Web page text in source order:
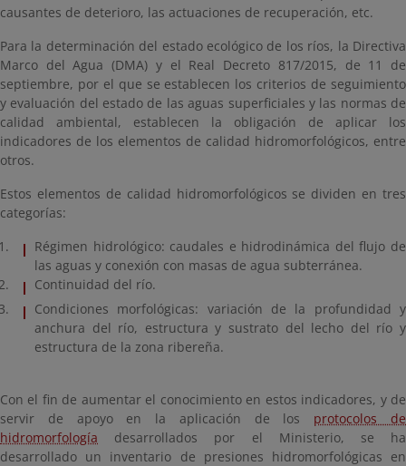
causantes de deterioro, las actuaciones de recuperación, etc.
Para la determinación del estado ecológico de los ríos, la Directiva
Marco del Agua (DMA) y el Real Decreto 817/2015, de 11 de
septiembre, por el que se establecen los criterios de seguimiento
y evaluación del estado de las aguas superficiales y las normas de
calidad ambiental, establecen la obligación de aplicar los
indicadores de los elementos de calidad hidromorfológicos, entre
otros.
Estos elementos de calidad hidromorfológicos se dividen en tres
categorías:
Régimen hidrológico: caudales e hidrodinámica del flujo de
las aguas y conexión con masas de agua subterránea.
Continuidad del río.
Condiciones morfológicas: variación de la profundidad y
anchura del río, estructura y sustrato del lecho del río y
estructura de la zona ribereña.
Con el fin de aumentar el conocimiento en estos indicadores, y de
servir de apoyo en la aplicación de los protocolos de
hidromorfología desarrollados por el Ministerio, se ha
desarrollado un inventario de presiones hidromorfológicas en